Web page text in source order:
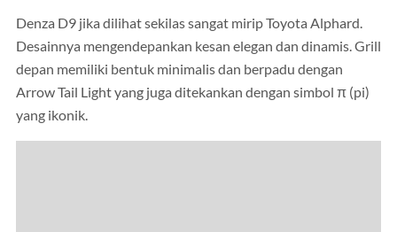
Denza D9 jika dilihat sekilas sangat mirip Toyota Alphard.
Desainnya mengendepankan kesan elegan dan dinamis. Grill
depan memiliki bentuk minimalis dan berpadu dengan
Arrow Tail Light yang juga ditekankan dengan simbol π (pi)
yang ikonik.